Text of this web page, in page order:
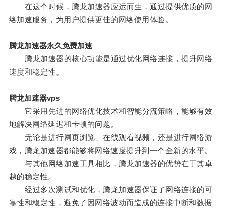
在这个时候，腾龙加速器应运而生，通过提供优质的网
络加速服务，为用户提供更佳的网络使用体验。
腾龙加速器永久免费加速
腾龙加速器的核心功能是通过优化网络连接，提升网络
速度和稳定性。
腾龙加速器vps
它采用先进的网络优化技术和智能分流策略，能够有效
地解决网络延迟和卡顿的问题。
无论是进行网页浏览、在线观看视频，还是进行网络游
戏，腾龙加速器都能够将网络速度提升到一个全新的水平。
与其他网络加速工具相比，腾龙加速器的优势在于其卓
越的稳定性。
经过多次测试和优化，腾龙加速器保证了网络连接的可
靠性和稳定性，避免了因网络波动而造成的连接中断和数据